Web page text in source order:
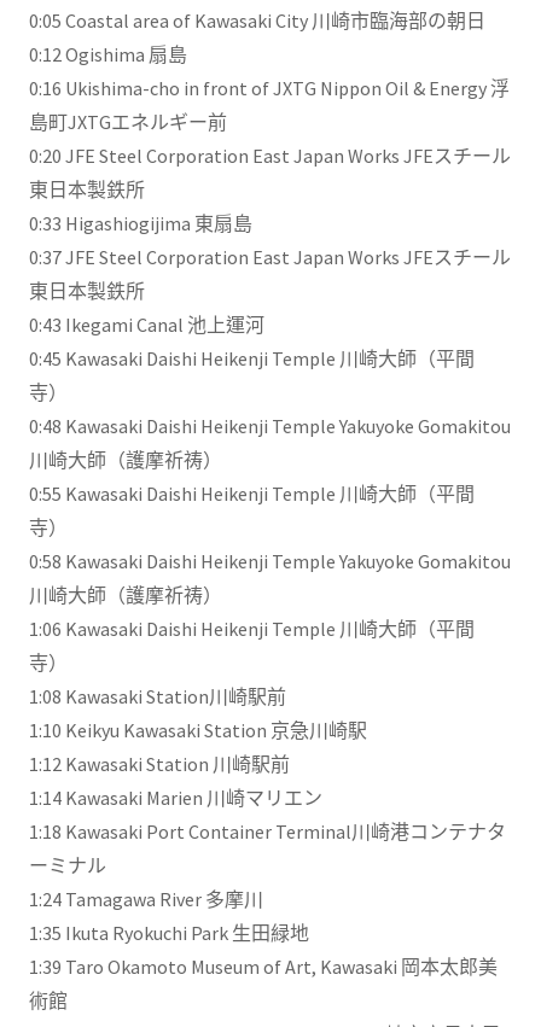
0:05​ Coastal area of Kawasaki City 川崎市臨海部の朝日
0:12​ Ogishima 扇島
0:16​ Ukishima-cho in front of JXTG Nippon Oil & Energy 浮
島町JXTGエネルギー前
0:20​ JFE Steel Corporation East Japan Works JFEスチール
東日本製鉄所
0:33​ Higashiogijima 東扇島
0:37​ JFE Steel Corporation East Japan Works JFEスチール
東日本製鉄所
0:43​ Ikegami Canal 池上運河
0:45​ Kawasaki Daishi Heikenji Temple 川崎大師（平間
寺）
0:48​ Kawasaki Daishi Heikenji Temple Yakuyoke Gomakitou
川崎大師（護摩祈祷）
0:55​ Kawasaki Daishi Heikenji Temple 川崎大師（平間
寺）
0:58​ Kawasaki Daishi Heikenji Temple Yakuyoke Gomakitou
川崎大師（護摩祈祷）
1:06​ Kawasaki Daishi Heikenji Temple 川崎大師（平間
寺）
1:08​ Kawasaki Station川崎駅前
1:10​ Keikyu Kawasaki Station 京急川崎駅
1:12​ Kawasaki Station 川崎駅前
1:14​ Kawasaki Marien 川崎マリエン
1:18​ Kawasaki Port Container Terminal川崎港コンテナタ
ーミナル
1:24​ Tamagawa River 多摩川
1:35​ Ikuta Ryokuchi Park 生田緑地
1:39​ Taro Okamoto Museum of Art, Kawasaki 岡本太郎美
術館